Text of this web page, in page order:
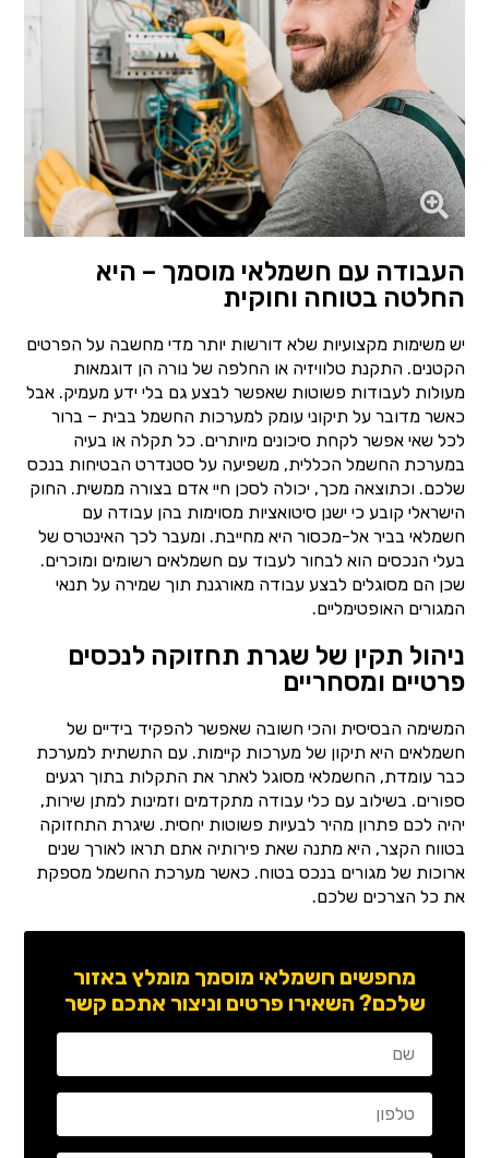
העבודה עם חשמלאי מוסמך – היא
החלטה בטוחה וחוקית
יש משימות מקצועיות שלא דורשות יותר מדי מחשבה על הפרטים
הקטנים. התקנת טלוויזיה או החלפה של נורה הן דוגמאות
מעולות לעבודות פשוטות שאפשר לבצע גם בלי ידע מעמיק. אבל
כאשר מדובר על תיקוני עומק למערכות החשמל בבית – ברור
לכל שאי אפשר לקחת סיכונים מיותרים. כל תקלה או בעיה
במערכת החשמל הכללית, משפיעה על סטנדרט הבטיחות בנכס
שלכם. וכתוצאה מכך, יכולה לסכן חיי אדם בצורה ממשית. החוק
הישראלי קובע כי ישנן סיטואציות מסוימות בהן עבודה עם
חשמלאי בביר אל-מכסור היא מחייבת. ומעבר לכך האינטרס של
בעלי הנכסים הוא לבחור לעבוד עם חשמלאים רשומים ומוכרים.
שכן הם מסוגלים לבצע עבודה מאורגנת תוך שמירה על תנאי
המגורים האופטימליים.
ניהול תקין של שגרת תחזוקה לנכסים
פרטיים ומסחריים
המשימה הבסיסית והכי חשובה שאפשר להפקיד בידיים של
חשמלאים היא תיקון של מערכות קיימות. עם התשתית למערכת
כבר עומדת, החשמלאי מסוגל לאתר את התקלות בתוך רגעים
ספורים. בשילוב עם כלי עבודה מתקדמים וזמינות למתן שירות,
יהיה לכם פתרון מהיר לבעיות פשוטות יחסית. שיגרת התחזוקה
בטווח הקצר, היא מתנה שאת פירותיה אתם תראו לאורך שנים
ארוכות של מגורים בנכס בטוח. כאשר מערכת החשמל מספקת
את כל הצרכים שלכם.
מחפשים חשמלאי מוסמך מומלץ באזור
שלכם? השאירו פרטים וניצור אתכם קשר